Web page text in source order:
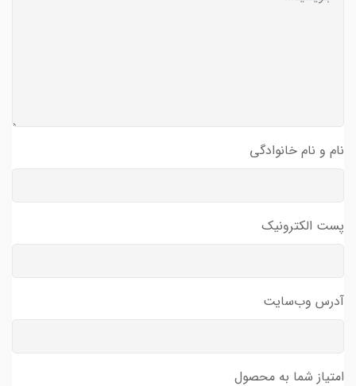
نام و نام خانوادگی
پست الکترونیک
آدرس وب‌سایت
امتیاز شما به محصول